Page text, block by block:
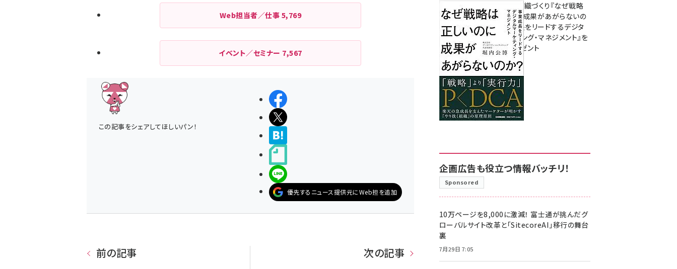
Web担当者／仕事 5,769
イベント／セミナー 7,567
この記事をシェアしてほしいパン！
シェアする
ポストする
LINEで送る
優先するニュース提供元にWeb担を追加
前の記事 次の記事
成果を生む組織づくり『なぜ戦略
は正しいのに成果があがらないの
か？ 事業成長をリードするデジタ
ルマーケティング・マネジメント』を
3名様にプレゼント
8月7日 10:00
企画広告も役立つ情報バッチリ！
Sponsored
10万ページを8,000に激減！ 富士通が挑んだグ
ローバルサイト改革と「SitecoreAI」移行の舞台
裏
7月29日 7:05